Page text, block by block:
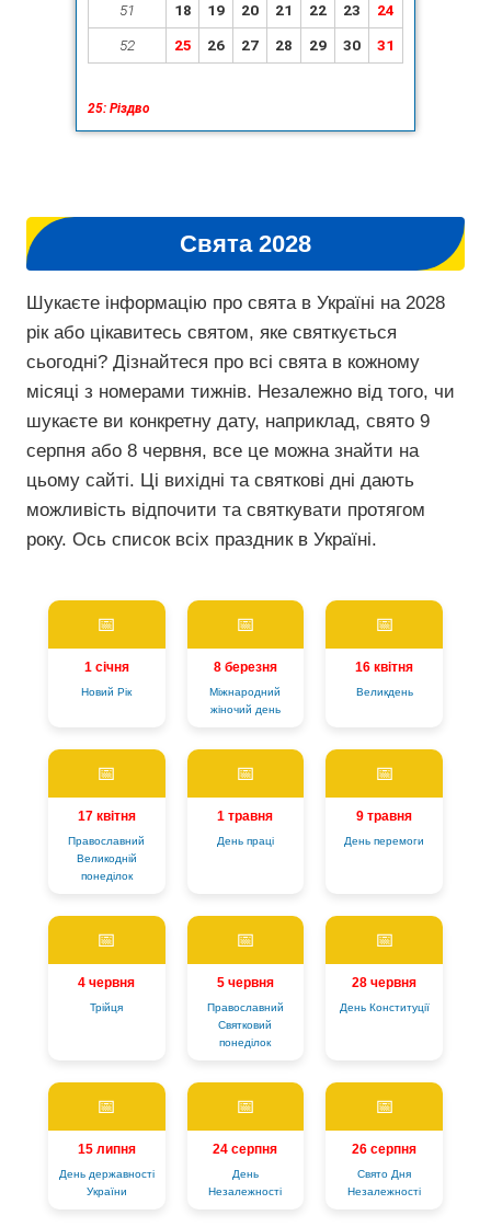
51
18 19 20 21 22 23
24
52
25 26 27 28 29 30 31
25: Різдво
Свята 2028
Шукаєте інформацію про свята в Україні на 2028
рік або цікавитесь святом, яке святкується
сьогодні? Дізнайтеся про всі свята в кожному
місяці з номерами тижнів. Незалежно від того, чи
шукаєте ви конкретну дату, наприклад, свято 9
серпня або 8 червня, все це можна знайти на
цьому сайті. Ці вихідні та святкові дні дають
можливість відпочити та святкувати протягом
року. Ось список всіх праздник в Україні.
📅
1 січня
Новий Рік
📅
8 березня
Міжнародний
жіночий день
📅
16 квітня
Великдень
📅
17 квітня
Православний
Великодній
понеділок
📅
1 травня
День праці
📅
9 травня
День перемоги
📅
4 червня
Трійця
📅
5 червня
Православний
Святковий
понеділок
📅
28 червня
День Конституції
📅
15 липня
День державності
України
📅
24 серпня
День
Незалежності
📅
26 серпня
Свято Дня
Незалежності